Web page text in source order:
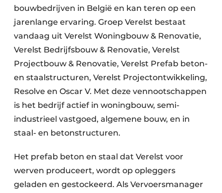
bouwbedrijven in België en kan teren op een
jarenlange ervaring. Groep Verelst bestaat
vandaag uit Verelst Woningbouw & Renovatie,
Verelst Bedrijfsbouw & Renovatie, Verelst
Projectbouw & Renovatie, Verelst Prefab beton-
en staalstructuren, Verelst Projectontwikkeling,
Resolve en Oscar V. Met deze vennootschappen
is het bedrijf actief in woningbouw, semi-
industrieel vastgoed, algemene bouw, en in
staal- en betonstructuren.
Het prefab beton en staal dat Verelst voor
werven produceert, wordt op opleggers
geladen en gestockeerd. Als Vervoersmanager